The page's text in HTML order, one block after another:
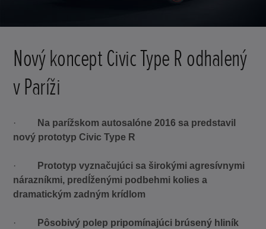
Nový koncept Civic Type R odhalený
v Paríži
·
Na parížskom autosalóne 2016 sa predstavil
nový prototyp Civic Type R
·
Prototyp vyznačujúci sa širokými agresívnymi
nárazníkmi, predĺženými podbehmi kolies a
dramatickým zadným krídlom
·
Pôsobivý polep pripomínajúci brúsený hliník